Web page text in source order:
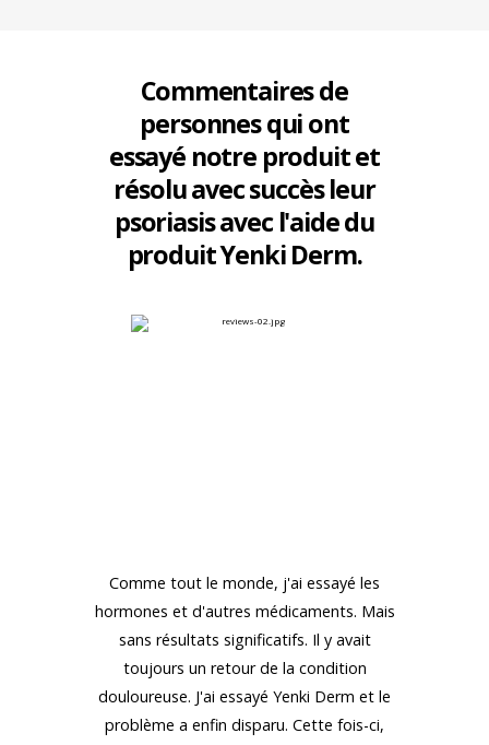
Commentaires de
personnes qui ont
essayé notre produit et
résolu avec succès leur
psoriasisavec l'aide du
produit Yenki Derm.
Comme tout le monde, j'ai essayé les
hormones et d'autres médicaments. Mais
sans résultats significatifs. Il y avait
toujours un retour de la condition
douloureuse. J'ai essayé Yenki Derm et le
problème a enfin disparu. Cette fois-ci,